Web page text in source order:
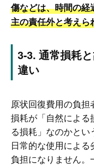
傷などは、時間の
主の責任外と考えら
通常損耗
違い
原状回復費用の負担
損耗が「自然による
る損耗」なのかと
日常的な使用によ
負担になりません。